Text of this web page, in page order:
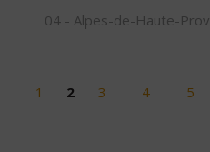
04 - Alpes-de-Haute-
1 2 3 4 5